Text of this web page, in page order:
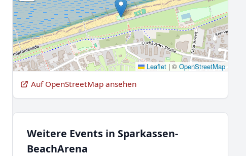
Leaflet |© OpenStreetMap
Auf OpenStreetMap ansehen
Weitere Events in Sparkassen-
BeachArena